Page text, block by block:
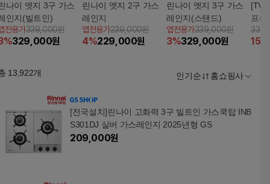
나이 엣지 3구 가스
인지(빌트인)
전용가339,000원
%329,000원
린나이 엣지 2구 가스
레인지
앱전용가239,000원
4%229,000원
린나이 엣지 3구 가스
레인지(스탠드)
앱전용가339,000원
3%329,000원
[TV
프리
구
15
13,922개 인기순 홈쇼핑사
[전국설치]린나이 고화력 3구 빌트인 가스쿡탑 INB
S301DJ 실버 가스레인지 2025년형 GS
209,000원